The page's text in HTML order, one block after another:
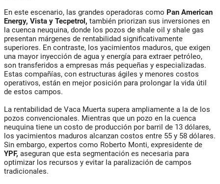
En este escenario, las grandes operadoras como Pan American
Energy, Vista y Tecpetrol, también priorizan sus inversiones en
la cuenca neuquina, donde los pozos de shale oil y shale gas
presentan márgenes de rentabilidad significativamente
superiores. En contraste, los yacimientos maduros, que exigen
una mayor inyección de agua y energía para extraer petróleo,
son transferidos a empresas más pequeñas y especializadas.
Estas compañías, con estructuras ágiles y menores costos
operativos, están en mejor posición para prolongar la vida útil
de estos campos.
La rentabilidad de Vaca Muerta supera ampliamente a la de los
pozos convencionales. Mientras que un pozo en la cuenca
neuquina tiene un costo de producción por barril de 13 dólares,
los yacimientos maduros alcanzan costos entre 55 y 58 dólares.
Sin embargo, expertos como Roberto Monti, expresidente de
YPF, aseguran que esta segmentación es necesaria para
optimizar los recursos y evitar la paralización de campos
tradicionales.